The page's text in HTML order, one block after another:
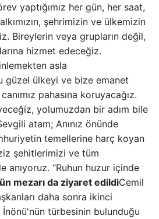
yaptığımız her gün, her saat,
şehrimizin ve ülkemizin
Bireylerin veya grupların değil,
hizmet edeceğiz.
asla
güzel ülkeyi ve bize emanet
pahasına koruyacağız.
yolumuzdan bir adım bile
atam; Anınız önünde
temellerine harç koyan
şehitlerimizi ve tüm
anıyoruz. “Ruhun huzur içinde
mezarı da ziyaret edildiCemil
daha sonra ikinci
İnönü'nün türbesinin bulunduğu